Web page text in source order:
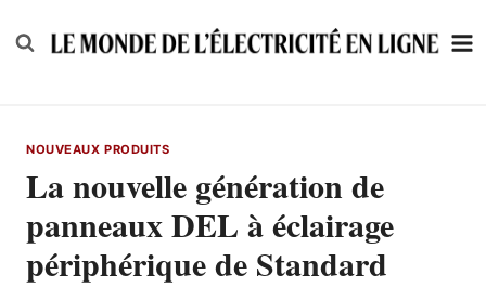
to
NOUVEAUX PRODUITS
La nouvelle génération de
panneaux DEL à éclairage
périphérique de Standard